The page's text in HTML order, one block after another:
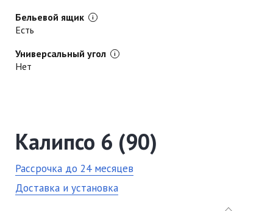
Бельевой ящик
Есть
Универсальный угол
Нет
Калипсо 6 (90)
Рассрочка до 24 месяцев
Доставка и установка